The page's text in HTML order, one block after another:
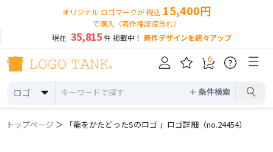
オリジナル ロゴマークが 税込 15,400円
で購入（著作権譲渡含む）
現在 35,815件 掲載中！ 新作デザインを続々アップ
ロゴ ＋ 条件検索
0 ?
トップページ ＞ 「龍をかたどったSのロゴ 」ロゴ詳細（no.24454）